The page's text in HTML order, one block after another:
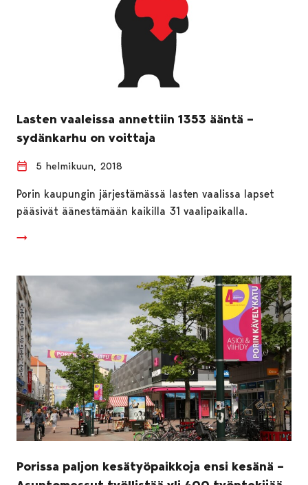
Lasten vaaleissa annettiin 1353 ääntä –
sydänkarhu on voittaja
5 helmikuun, 2018
Porin kaupungin järjestämässä lasten vaalissa lapset
pääsivät äänestämään kaikilla 31 vaalipaikalla.
Porissa paljon kesätyöpaikkoja ensi kesänä –